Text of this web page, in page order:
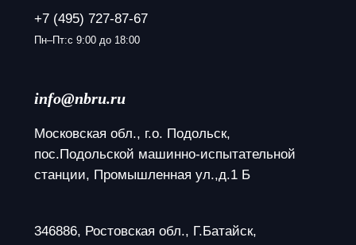
+7 (495) 727-87-67
Пн–Пт:с 9:00 до 18:00
info@nbru.ru
Московская обл., г.о. Подольск,
пос.Подольской машинно-испытательной
станции, Промышленная ул.,д.1 Б
346886, Ростовская обл., Г.Батайск,